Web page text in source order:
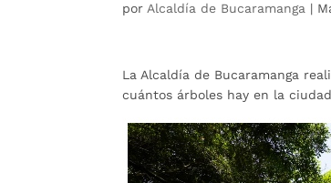
por Alcaldía de Bucaramanga |
La Alcaldía de Bucaramanga
cuántos árboles hay en la